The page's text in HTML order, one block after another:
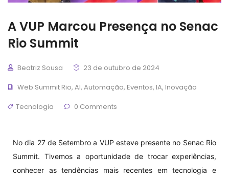
A VUP Marcou Presença no Senac
Rio Summit
Beatriz Sousa
23 de outubro de 2024
Web Summit Rio, AI, Automação, Eventos, IA, Inovação
Tecnologia
0 Comments
No dia 27 de Setembro a VUP esteve presente no Senac Rio
Summit. Tivemos a oportunidade de trocar experiências,
conhecer as tendências mais recentes em tecnologia e